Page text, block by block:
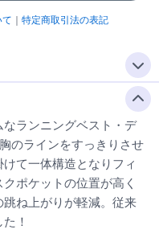
て 特定商取引法の表記
ランニングベスト・デ
のラインをすっきりさせ
て一体構造となりフィ
ポケットの位置が高く
ね上がりが軽減。従来
！